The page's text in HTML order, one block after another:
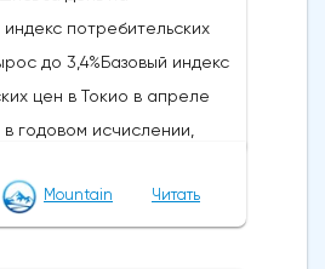
тренд (от 1 до 3
в сторону
за ключевым
сопротивлением на
не произошло
индекс потребительских
до 3,4%Базовый индекс
цен в Токио в апреле
в годовом исчислении,
Он был значительно
роста на 2,4% и
Mountain Читать